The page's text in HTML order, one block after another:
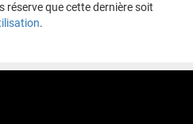
que cette dernière soit
.